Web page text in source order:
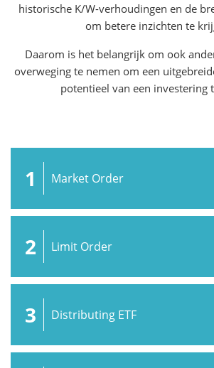
historische K/W-verhoudingen en de
om betere inzichten te
Daarom is het belangrijk om ook
overweging te nemen om een
potentieel van een investering
1 Market Order
2 Limit Order
3 Distributing ETF